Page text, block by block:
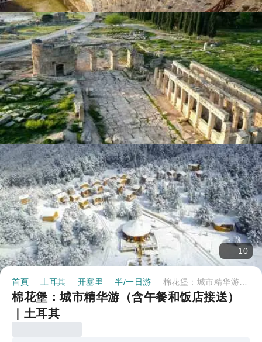
10
首頁 土耳其 开塞里 半/一日游
棉花堡：城市精华游（含午餐和饭店接送）
｜土耳其